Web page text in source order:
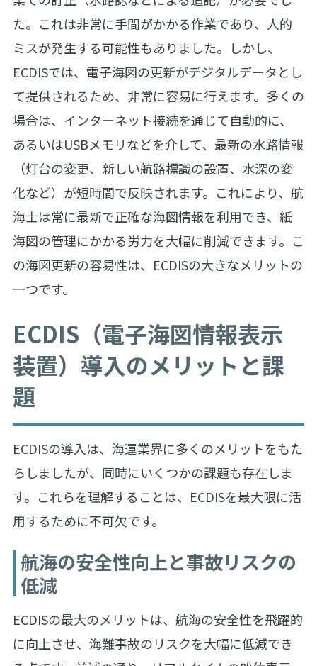
た。これは非常に手間がかかる作業であり、人的
ミスが発生する可能性もありました。しかし、
ECDISでは、電子海図の更新がデジタルデータとし
て提供されるため、非常に容易に行えます。多くの
場合は、インターネット接続を通じて自動的に、
あるいはUSBメモリなどを介して、最新の水路情報
（灯台の変更、新しい航路標識の設置、水深の変
化など）が短時間で反映されます。これにより、航
海士は常に最新で正確な海図情報を利用でき、紙
海図の管理にかかる労力を大幅に削減できます。こ
の海図更新の容易性は、ECDISの大きなメリットの
一つです。
ECDIS（電子海図情報表示
装置）導入のメリットと課
題
ECDISの導入は、海運業界に多くのメリットをもた
らしましたが、同時にいくつかの課題も存在しま
す。これらを理解することは、ECDISを最大限に活
用するために不可欠です。
航海の安全性向上と事故リスクの
低減
ECDISの最大のメリットは、航海の安全性を飛躍的
に向上させ、海難事故のリスクを大幅に低減でき